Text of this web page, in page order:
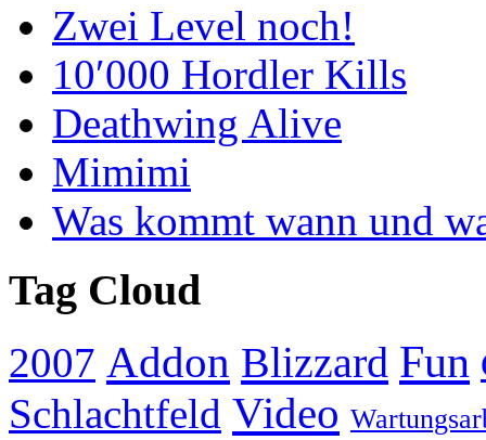
Zwei Level noch!
10′000 Hordler Kills
Deathwing Alive
Mimimi
Was kommt wann und
Tag Cloud
2007 Addon Blizzard Fun
Schlachtfeld Video